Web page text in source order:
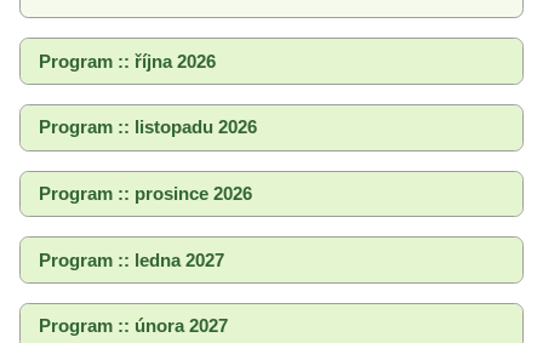
Program :: října 2026
Program :: listopadu 2026
Program :: prosince 2026
Program :: ledna 2027
Program :: února 2027